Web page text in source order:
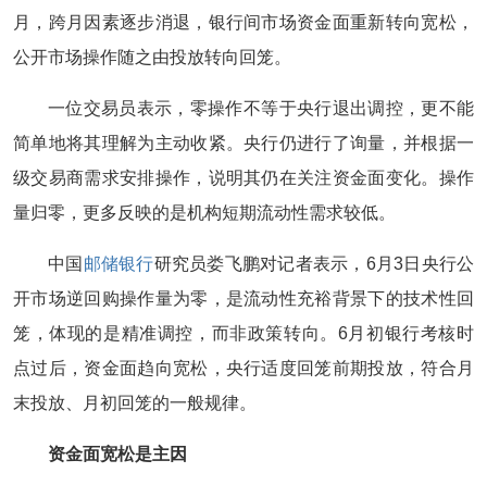
月，跨月因素逐步消退，银行间市场资金面重新转向宽松，
公开市场操作随之由投放转向回笼。
一位交易员表示，零操作不等于央行退出调控，更不能
简单地将其理解为主动收紧。央行仍进行了询量，并根据一
级交易商需求安排操作，说明其仍在关注资金面变化。操作
量归零，更多反映的是机构短期流动性需求较低。
中国 邮储银行研究员娄飞鹏对记者表示，6月3日央行公
开市场逆回购操作量为零，是流动性充裕背景下的技术性回
笼，体现的是精准调控，而非政策转向。6月初银行考核时
点过后，资金面趋向宽松，央行适度回笼前期投放，符合月
末投放、月初回笼的一般规律。
资金面宽松是主因